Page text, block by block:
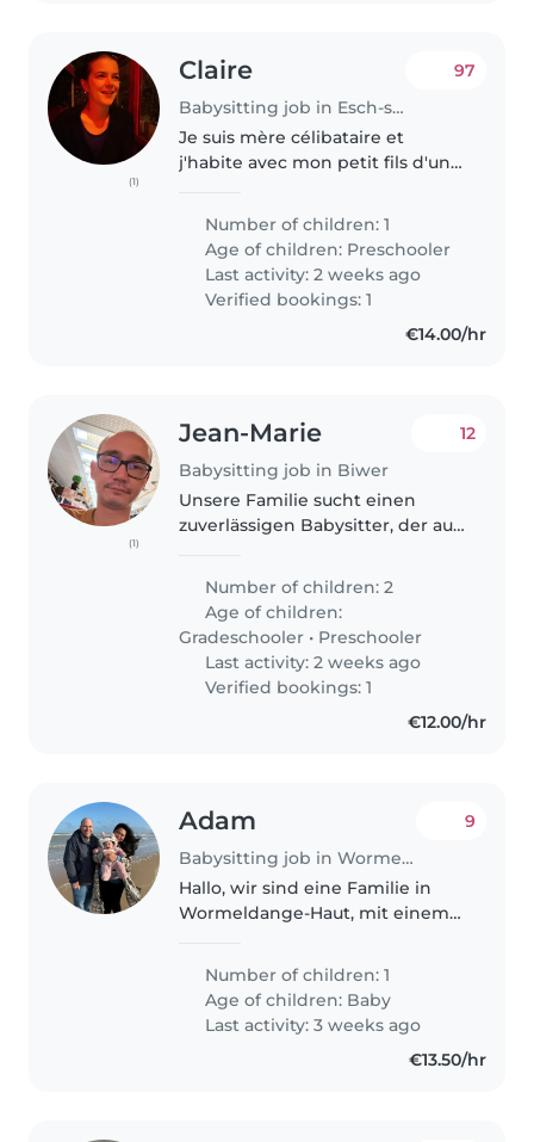
(1)
Claire
Babysitting job in Esch-sur-Alzette
97
Je suis mère célibataire et
j'habite avec mon petit fils d'un
grande maison. Mon fils est en
précoce et dans la maison relais
près de chez nous pendant..
Number of children: 1
Age of children: Preschooler
Last activity: 2 weeks ago
Verified bookings: 1
€14.00/hr
(1)
Jean-Marie
Babysitting job in Biwer
12
Unsere Familie sucht einen
zuverlässigen Babysitter, der auf
kann - einen 5-jährigen
Vorschüler und einen 8-jährigen
Grundschüler. Wir suchen
jemanden,..
Number of children: 2
Age of children:
Gradeschooler • Preschooler
Last activity: 2 weeks ago
Verified bookings: 1
€12.00/hr
Adam
Babysitting job in Wormeldange
9
Hallo, wir sind eine Familie in
Wormeldange-Haut, mit einem
Tagesmutter fur ein oder
mehrere tagesteile im Woche.
Am liebsten..
Number of children: 1
Age of children: Baby
Last activity: 3 weeks ago
€13.50/hr